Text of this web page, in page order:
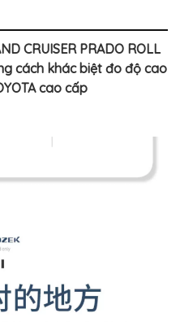
CRUISER PRADO ROLL
cách khác biệt đo độ cao
cao cấp